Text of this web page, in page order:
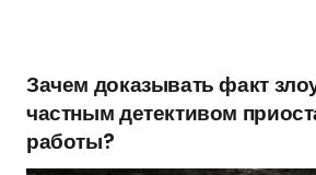
Зачем доказывать факт
частным детективом
работы?